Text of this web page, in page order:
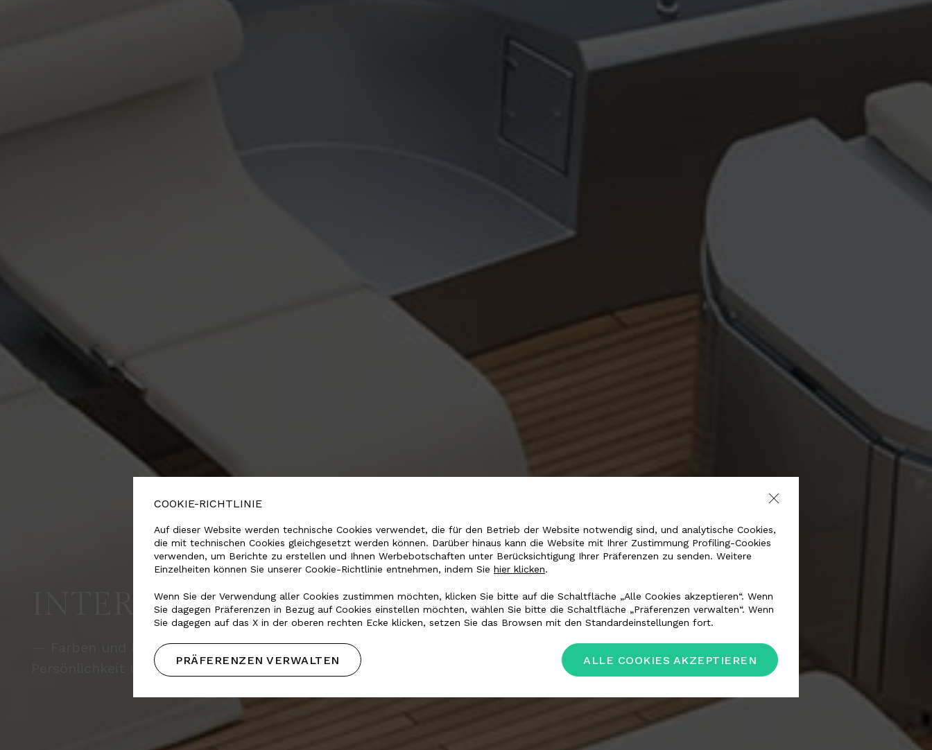
INTERIORS, CONTRACTS, MARINE, AVIATION
— Farben und Muster, um eine Vielzahl von Innenräumen mit
Persönlichkeit und angenehmem Komfort auszustatten.
COOKIE-RICHTLINIE
Auf dieser Website werden technische Cookies verwendet, die für den Betrieb der Website notwendig sind, und analytische Cookies,
die mit technischen Cookies gleichgesetzt werden können. Darüber hinaus kann die Website mit Ihrer Zustimmung Profiling-Cookies
verwenden, um Berichte zu erstellen und Ihnen Werbebotschaften unter Berücksichtigung Ihrer Präferenzen zu senden. Weitere
Einzelheiten können Sie unserer Cookie-Richtlinie entnehmen, indem Sie hier klicken.
Wenn Sie der Verwendung aller Cookies zustimmen möchten, klicken Sie bitte auf die Schaltfläche „Alle Cookies akzeptieren“. Wenn
Sie dagegen Präferenzen in Bezug auf Cookies einstellen möchten, wählen Sie bitte die Schaltfläche „Präferenzen verwalten“. Wenn
Sie dagegen auf das X in der oberen rechten Ecke klicken, setzen Sie das Browsen mit den Standardeinstellungen fort.
ALLE COOKIES AKZEPTIEREN
PRÄFERENZEN VERWALTEN